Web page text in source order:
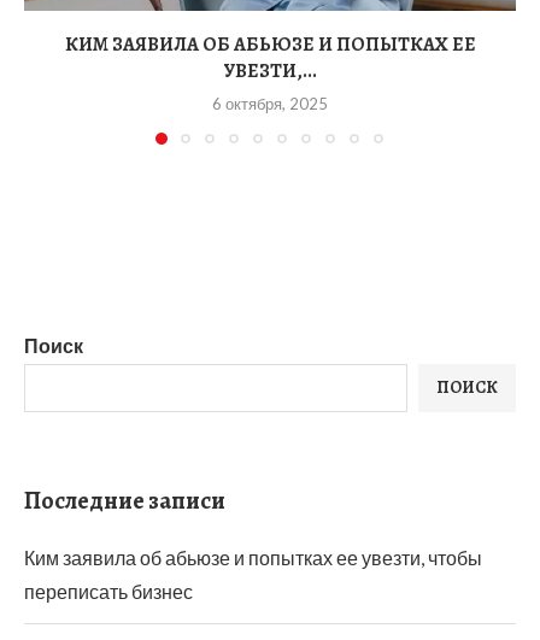
КИМ ЗАЯВИЛА ОБ АБЬЮЗЕ И ПОПЫТКАХ ЕЕ
УВЕЗТИ,...
6 октября, 2025
Поиск
ПОИСК
Последние записи
Ким заявила об абьюзе и попытках ее увезти, чтобы
переписать бизнес